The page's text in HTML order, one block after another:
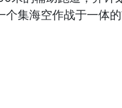
集海空作战于一体